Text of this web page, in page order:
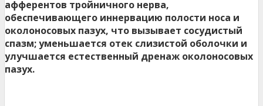
афферентов тройничного нерва,
обеспечивающего иннервацию полости носа и
околоносовых пазух, что вызывает сосудистый
спазм; уменьшается отек слизистой оболочки и
улучшается естественный дренаж околоносовых
пазух.